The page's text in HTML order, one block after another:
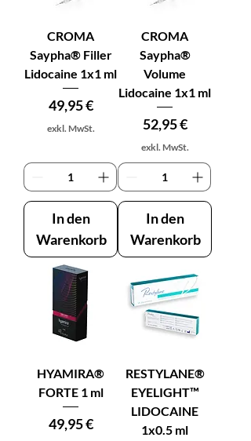
CROMA
Saypha® Filler
Lidocaine 1x1 ml
Preis
49,95 €
exkl. MwSt.
In den
Warenkorb
CROMA
Saypha®
Volume
Lidocaine 1x1 ml
Preis
52,95 €
exkl. MwSt.
In den
Warenkorb
HYAMIRA®
FORTE 1 ml
Preis
49,95 €
RESTYLANE®
EYELIGHT™
LIDOCAINE
1x0.5 ml